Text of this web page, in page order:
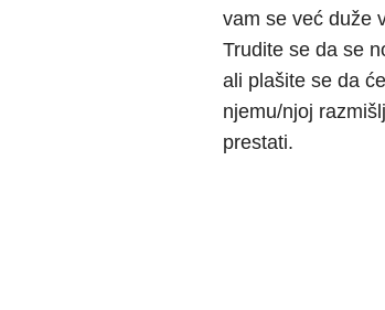
vam se već duže
Trudite se da se
ali plašite se da
njemu/njoj
prestati.